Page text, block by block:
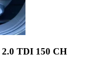
2.0 TDI 150 CH